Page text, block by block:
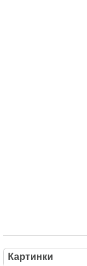
Картинки